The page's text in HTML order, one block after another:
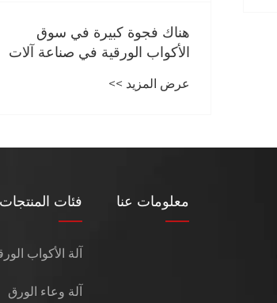
هناك فجوة كبيرة في سوق
الأكواب الورقية في صناعة آلات
عرض المزيد >>
معلومات عنا فئات المنتجات
آلة الأكواب
آلة وعاء الورق